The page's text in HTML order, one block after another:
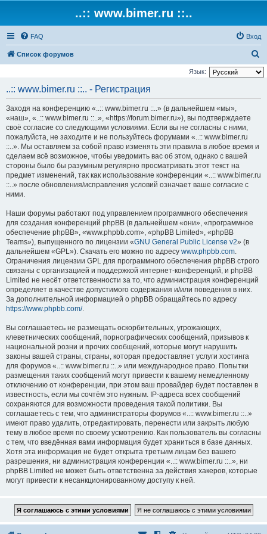
..:: www.bimer.ru ::..
FAQ Вход
Список форумов
о
Язык:
..:: www.bimer.ru ::.. - Регистрация
Заходя на конференцию «..:: www.bimer.ru ::..» (в дальнейшем «мы»,
«наш», «..:: www.bimer.ru ::..», «https://forum.bimer.ru»), вы подтверждаете
своё согласие со следующими условиями. Если вы не согласны с ними,
пожалуйста, не заходите и не пользуйтесь форумами «..:: www.bimer.ru
::..». Мы оставляем за собой право изменять эти правила в любое время и
сделаем всё возможное, чтобы уведомить вас об этом, однако с вашей
стороны было бы разумным регулярно просматривать этот текст на
предмет изменений, так как использование конференции «..:: www.bimer.ru
::..» после обновления/исправления условий означает ваше согласие с
ними.
Наши форумы работают под управлением программного обеспечения
для создания конференций phpBB (в дальнейшем «они», «программное
обеспечение phpBB», «www.phpbb.com», «phpBB Limited», «phpBB
Teams»), выпущенного по лицензии «GNU General Public License v2» (в
дальнейшем «GPL»). Скачать его можно по адресу www.phpbb.com.
Ограничения лицензии GPL для программного обеспечения phpBB строго
связаны с организацией и поддержкой интернет-конференций, и phpBB
Limited не несёт ответственности за то, что администрация конференций
определяет в качестве допустимого содержания и/или поведения в них.
За дополнительной информацией о phpBB обращайтесь по адресу
https://www.phpbb.com/.
Вы соглашаетесь не размещать оскорбительных, угрожающих,
клеветнических сообщений, порнографических сообщений, призывов к
национальной розни и прочих сообщений, которые могут нарушить
законы вашей страны, страны, которая предоставляет услуги хостинга
для форумов «..:: www.bimer.ru ::..» или международное право. Попытки
размещения таких сообщений могут привести к вашему немедленному
отключению от конференции, при этом ваш провайдер будет поставлен в
известность, если мы сочтём это нужным. IP-адреса всех сообщений
сохраняются для возможности проведения такой политики. Вы
соглашаетесь с тем, что администраторы форумов «..:: www.bimer.ru ::..»
имеют право удалить, отредактировать, перенести или закрыть любую
тему в любое время по своему усмотрению. Как пользователь вы согласны
с тем, что введённая вами информация будет храниться в базе данных.
Хотя эта информация не будет открыта третьим лицам без вашего
разрешения, ни администрация конференции «..:: www.bimer.ru ::..», ни
phpBB Limited не может быть ответственна за действия хакеров, которые
могут привести к несанкционированному доступу к ней.